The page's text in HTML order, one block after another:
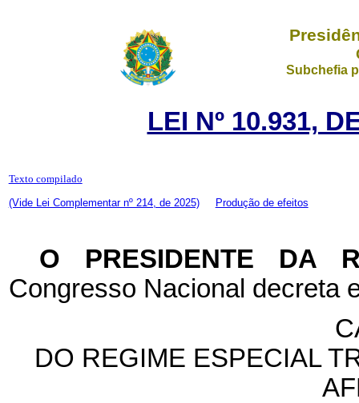
Subchefia
LEI Nº 10.931,
Texto compilado
(Vide Lei Complementar nº 214, de 2025)
Produção de efeitos
O PRESIDENTE DA
Congresso Nacional decreta
DO REGIME ESPECIAL